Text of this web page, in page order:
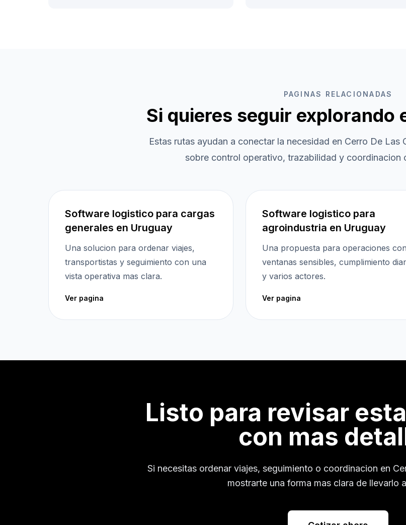
PAGINAS RELACIONADAS
Si quieres seguir explorando
Estas rutas ayudan a conectar la necesidad en Cerro De Las
sobre control operativo, trazabilidad y coordinacion
Software logistico para cargas
generales en Uruguay
Una solucion para ordenar viajes,
transportistas y seguimiento con una
vista operativa mas clara.
Ver pagina
Software logistico para
agroindustria en Uruguay
Una propuesta para operaciones con
ventanas sensibles, cumplimiento
y varios actores.
Ver pagina
Listo para revisar
con mas
Si necesitas ordenar viajes, seguimiento o coordinacion en
mostrarte una forma mas clara de llevarlo